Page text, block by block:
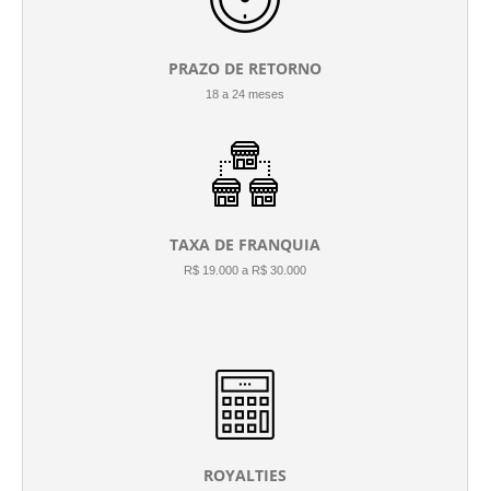
PRAZO DE RETORNO
18 a 24 meses
TAXA DE FRANQUIA
R$ 19.000 a R$ 30.000
ROYALTIES